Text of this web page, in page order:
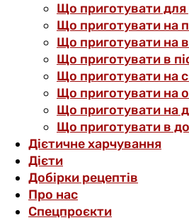
Що приготувати
Що приготувати на
Що приготувати на
Що приготувати в
Що приготувати на
Що приготувати на
Що приготувати на
Що приготувати в
Дієтичне харчування
Дієти
Добірки рецептів
Про нас
Спецпроєкти